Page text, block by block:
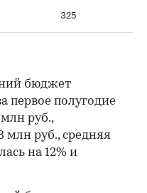
325
бюджет
первое полугодие
руб.,
млн руб., средняя
на 12% и